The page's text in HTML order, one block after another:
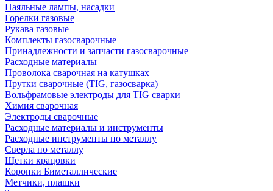
Паяльные лампы, насадки
Горелки газовые
Рукава газовые
Комплекты газосварочные
Принадлежности и запчасти газосварочные
Расходные материалы
Проволока сварочная на катушках
Прутки сварочные (TIG, газосварка)
Вольфрамовые электроды для TIG сварки
Химия сварочная
Электроды сварочные
Расходные материалы и инструменты
Расходные инструменты по металлу
Сверла по металлу
Щетки крацовки
Коронки Биметаллические
Метчики, плашки